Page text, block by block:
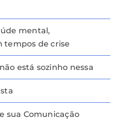
mental,
tempos de crise
está sozinho nessa
sua Comunicação